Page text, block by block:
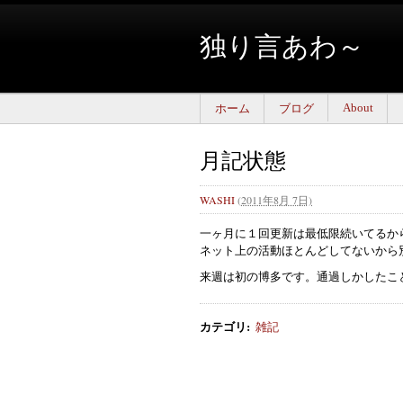
独り言あわ～
ホーム ブログ About
月記状態
WASHI(2011年8月 7日)
一ヶ月に１回更新は最低限続いてる
ネット上の活動ほとんどしてないか
来週は初の博多です。通過しかした
カテゴリ: 雑記